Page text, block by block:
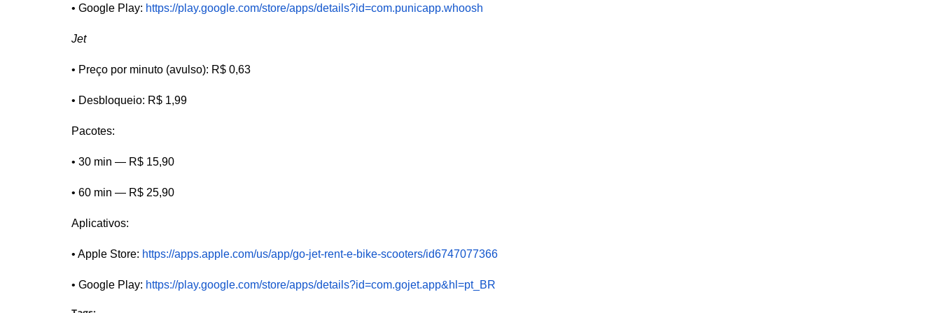
• Google Play: https://play.google.com/store/apps/details?id=com.punicapp.whoosh
Jet
• Preço por minuto (avulso): R$ 0,63
• Desbloqueio: R$ 1,99
Pacotes:
• 30 min — R$ 15,90
• 60 min — R$ 25,90
Aplicativos:
• Apple Store: https://apps.apple.com/us/app/go-jet-rent-e-bike-scooters/id6747077366
• Google Play: https://play.google.com/store/apps/details?id=com.gojet.app&hl=pt_BR